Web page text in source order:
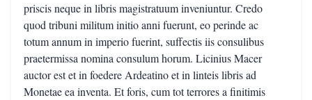
priscis neque in libris magistratuum inveniuntur. Credo
quod tribuni militum initio anni fuerunt, eo perinde ac
totum annum in imperio fuerint, suffectis iis consulibus
praetermissa nomina consulum horum. Licinius Macer
auctor est et in foedere Ardeatino et in linteis libris ad
Monetae ea inventa. Et foris, cum tot terrores a finitimis